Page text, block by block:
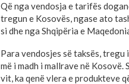
Që nga vendosja e tarifës
tregun e Kosovës, ngase ato
si dhe nga Shqipëria e
Para vendosjes së taksës, tregu
më i madh i mallrave në
vit, ka qenë vlera e produkteve